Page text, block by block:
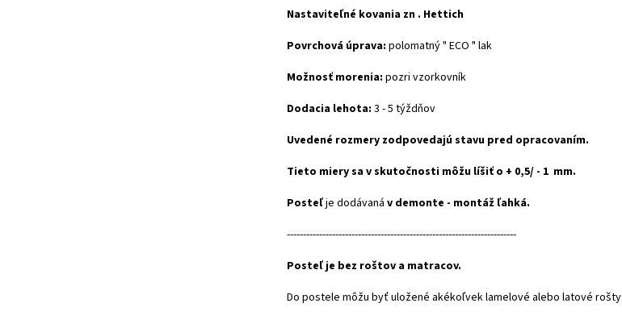
Nastaviteľné kovania zn . Hettich
Povrchová úprava: polomatný " ECO " lak
Možnosť morenia: pozri vzorkovník
Dodacia lehota: 3 - 5 týždňov
Uvedené rozmery zodpovedajú stavu pred opracovaním.
Tieto miery sa v skutočnosti môžu líšiť o + 0,5/ - 1 mm.
Posteľje dodávaná v demonte - montáž ľahká.
-----------------------------------------------------------------------
Posteľ je bez roštov a matracov.
Do postele môžu byť uložené akékoľvek lamelové alebo latové rošty